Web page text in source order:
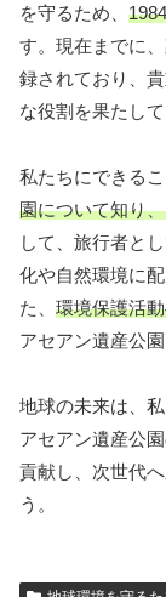
を守るため、
す。現在までに、
録されており、
な役割を果たして
私たちにできる
園について知り
して、旅行者と
化や自然環境に
た、 環境保護活
アセアン遺産公
地球の未来は、
アセアン遺産公
貢献し、次世代
う。